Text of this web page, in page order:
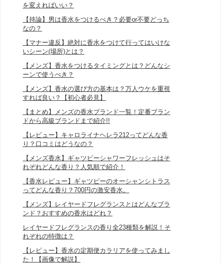
を変えればいい？
【持論】男は香水をつけるべき？必要or不要どっち
なの？
【マナー違反】絶対に香水をつけて行ってはいけな
いシーン(場所)とは？
【メンズ】香水をつけるタイミングとは？どんなシ
ーンで使うべき？
【メンズ】香水の選び方の基本は？万人ウケを重視
すれば良い？【初心者必見】
【まとめ】メンズの香水ブランド一覧！定番ブラン
ドから高級ブランドまで紹介!!
【レビュー】キャロライナヘレラ212ってどんな香
り？口コミはどうなの？
【メンズ香水】ギャツビーシャワーフレッシュはそ
れぞれどんな香り？人気順で紹介！
【香水レビュー】ギャツビーのオーシャンシトラス
ってどんな香り？700円の激安香水。
【メンズ】レイヤードフレグランスとはどんなブラ
ンド？おすすめの香水はどれ？
レイヤードフレグランスの香り全23種類を解説！そ
れぞれの特徴は？
【レビュー】香水の定期便カラリアを使ってみまし
た！【画像で解説】